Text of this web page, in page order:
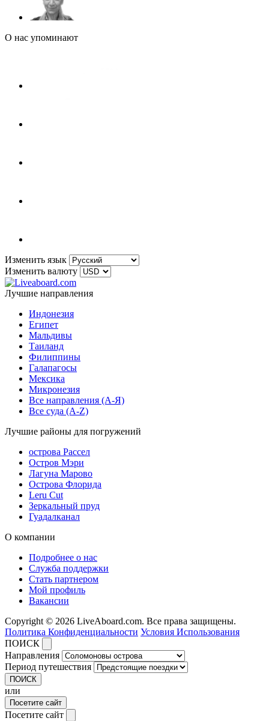
О нас упоминают
Изменить язык
Изменить валюту
Лучшие направления
Индонезия
Египет
Мальдивы
Таиланд
Филиппины
Галапагосы
Мексика
Микронезия
Все направления (A-Я)
Все суда (A-Z)
Лучшие районы для погружений
острова Рассел
Остров Мэри
Лагуна Марово
Острова Флорида
Leru Cut
Зеркальный пруд
Гуадалканал
О компании
Подробнее о нас
Служба поддержки
Стать партнером
Мой профиль
Вакансии
Copyright © 2026 LiveAboard.com. Все права защищены.
Политика Конфиденциальности Условия Использования
ПОИСК
Направления
Период путешествия
ПОИСК
или
Посетите сайт
Посетите сайт